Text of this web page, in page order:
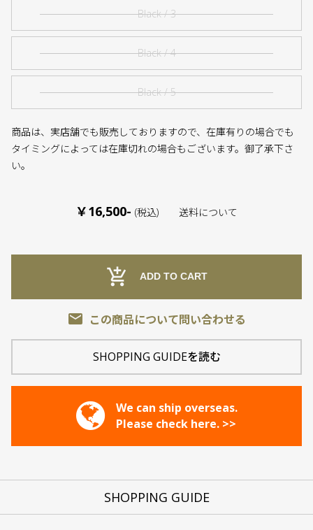
Black / 3
Black / 4
Black / 5
商品は、実店舗でも販売しておりますので、在庫有りの場合でも
タイミングによっては在庫切れの場合もございます。御了承下さ
い。
￥16,500- (税込) 送料について
add_shopping_cart ADD TO CART
email この商品について問い合わせる
SHOPPING GUIDEを読む
We can ship overseas.
Please check here. >>
SHOPPING GUIDE